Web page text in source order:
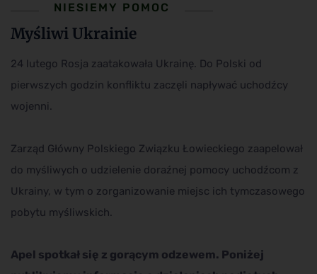
NIESIEMY POMOC
Myśliwi Ukrainie
24 lutego Rosja zaatakowała Ukrainę. Do Polski od
pierwszych godzin konfliktu zaczęli napływać uchodźcy
wojenni.
Zarząd Główny Polskiego Związku Łowieckiego zaapelował
do myśliwych o udzielenie doraźnej pomocy uchodźcom z
Ukrainy, w tym o zorganizowanie miejsc ich tymczasowego
pobytu myśliwskich.
Apel spotkał się z gorącym odzewem. Poniżej